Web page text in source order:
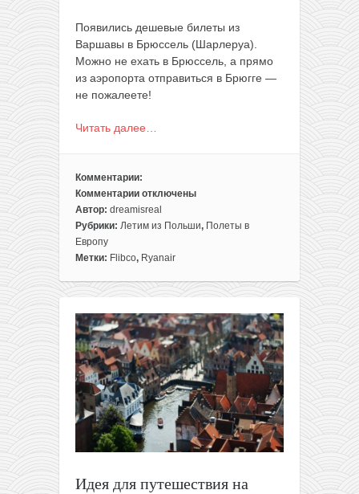
Появились дешевые билеты из
Варшавы в Брюссель (Шарлеруа).
Можно не ехать в Брюссель, а прямо
из аэропорта отправиться в Брюгге —
не пожалеете!
Читать далее…
Комментарии:
Комментарии
к
записи
Идея
для
на
в
Брюгге
за
34€
туда-
обратно
(из
Варшавы,
осенью)
отключены
Автор: dreamisreal
Рубрики: Летим из Польши, Полеты в
Европу
Метки: Flibco, Ryanair
Идея для путешествия на